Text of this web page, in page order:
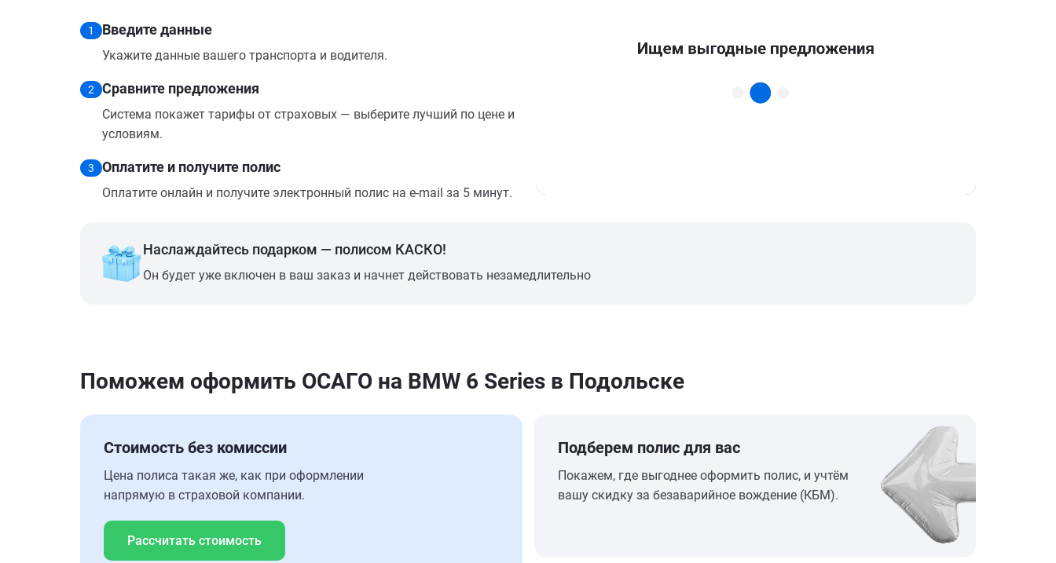
1 Введите данные
Укажите данные вашего транспорта и водителя.
2 Сравните предложения
Система покажет тарифы от страховых — выберите лучший по цене и
условиям.
3 Оплатите и получите полис
Оплатите онлайн и получите электронный полис на e-mail за 5 минут.
Наслаждайтесь подарком — полисом КАСКО!
Он будет уже включен в ваш заказ и начнет действовать незамедлительно
Поможем оформить ОСАГО на BMW 6 Series в Подольске
Стоимость без комиссии
Цена полиса такая же, как при оформлении
напрямую в страховой компании.
Рассчитать стоимость
Подберем полис для вас
Покажем, где выгоднее оформить полис, и учтём
вашу скидку за безаварийное вождение (КБМ).